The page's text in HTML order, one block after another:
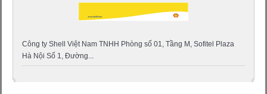
Công ty Shell Việt Nam TNHH Phòng số 01, Tầng M, Sofitel Plaza
Hà Nội Số 1, Đường...